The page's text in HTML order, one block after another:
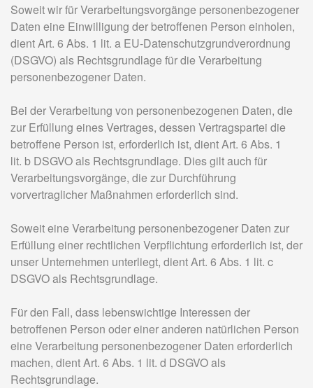
Soweit wir für Verarbeitungsvorgänge personenbezogener
Daten eine Einwilligung der betroffenen Person einholen,
dient Art. 6 Abs. 1 lit. a EU-Datenschutzgrundverordnung
(DSGVO) als Rechtsgrundlage für die Verarbeitung
personenbezogener Daten.
Bei der Verarbeitung von personenbezogenen Daten, die
zur Erfüllung eines Vertrages, dessen Vertragspartei die
betroffene Person ist, erforderlich ist, dient Art. 6 Abs. 1
lit. b DSGVO als Rechtsgrundlage. Dies gilt auch für
Verarbeitungsvorgänge, die zur Durchführung
vorvertraglicher Maßnahmen erforderlich sind.
Soweit eine Verarbeitung personenbezogener Daten zur
Erfüllung einer rechtlichen Verpflichtung erforderlich ist, der
unser Unternehmen unterliegt, dient Art. 6 Abs. 1 lit. c
DSGVO als Rechtsgrundlage.
Für den Fall, dass lebenswichtige Interessen der
betroffenen Person oder einer anderen natürlichen Person
eine Verarbeitung personenbezogener Daten erforderlich
machen, dient Art. 6 Abs. 1 lit. d DSGVO als
Rechtsgrundlage.